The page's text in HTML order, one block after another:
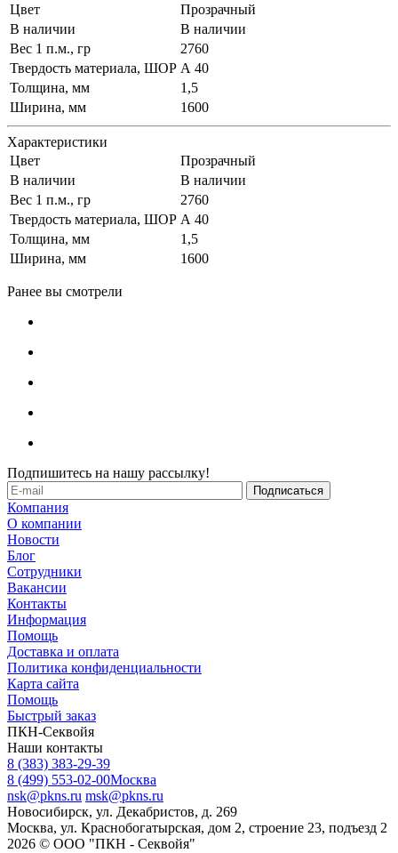
Цвет
Прозрачный
В наличии
В наличии
Вес 1 п.м., гр
2760
Твердость материала, ШОР А 40
Толщина, мм
1,5
Ширина, мм
1600
Характеристики
Цвет
Прозрачный
В наличии
В наличии
Вес 1 п.м., гр
2760
Твердость материала, ШОР А 40
Толщина, мм
1,5
Ширина, мм
1600
Ранее вы смотрели
Подпишитесь на нашу рассылку!
Компания
О компании
Новости
Блог
Сотрудники
Вакансии
Контакты
Информация
Помощь
Доставка и оплата
Политика конфиденциальности
Карта сайта
Помощь
Быстрый заказ
ПКН-Секвойя
Наши контакты
8 (383) 383-29-39
8 (499) 553-02-00Москва
nsk@pkns.ru msk@pkns.ru
Новосибирск, ул. Декабристов, д. 269
Москва, ул. Краснобогатырская, дом 2, строение 23, подъезд 2
2026 © ООО "ПКН - Секвойя"